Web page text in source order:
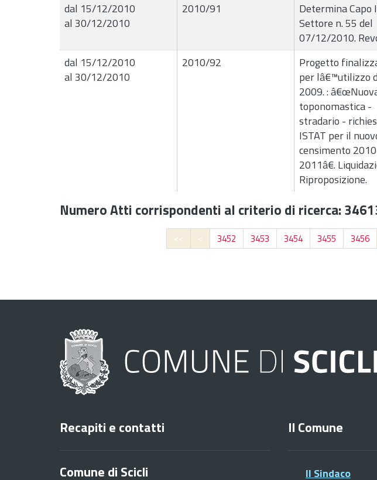
dal 15/12/2010
al 30/12/2010
2010/91
Determina Capo
Settore n. 55 del
07/12/2010.
dal 15/12/2010
al 30/12/2010
2010/92
Progetto
per lâ€™utilizzo
2009. :
toponomastica -
stradario -
ISTAT per il
censimento
2011â€.
Riproposizione.
Numero Atti corrispondenti al criterio di ricerca:
<< < 3452 3453 3454 3455 3456
Recapiti e contatti
Comune di Scicli
Il Comune
Il Sindaco